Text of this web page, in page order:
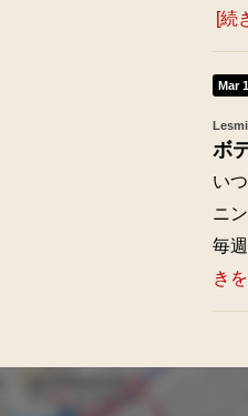
[続
Mar
ボ
い
ニ
毎
き